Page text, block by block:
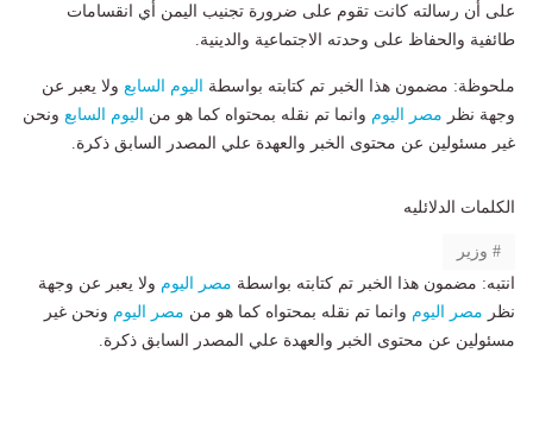
على أن رسالته كانت تقوم على ضرورة تجنيب اليمن أي انقسامات
طائفية والحفاظ على وحدته الاجتماعية والدينية.
ملحوظة: مضمون هذا الخبر تم كتابته بواسطة اليوم السابع ولا يعبر عن
وجهة نظر مصر اليوم وانما تم نقله بمحتواه كما هو من اليوم السابع ونحن
غير مسئولين عن محتوى الخبر والعهدة علي المصدر السابق ذكرة.
الكلمات الدلائليه
وزير
انتبه: مضمون هذا الخبر تم كتابته بواسطة مصر اليوم ولا يعبر عن وجهة
نظر مصر اليوم وانما تم نقله بمحتواه كما هو من مصر اليوم ونحن غير
مسئولين عن محتوى الخبر والعهدة علي المصدر السابق ذكرة.